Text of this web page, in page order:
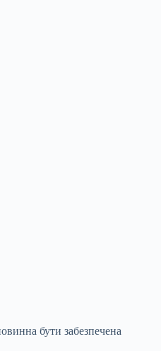
бути забезпечена